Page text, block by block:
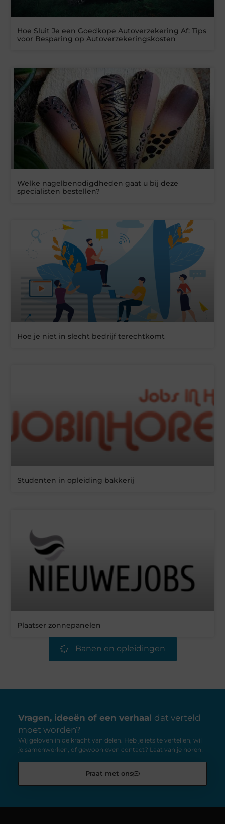
Hoe Sluit Je een Goedkope Autoverzekering Af: Tips
voor Besparing op Autoverzekeringskosten
Welke nagelbenodigdheden gaat u bij deze
specialisten bestellen?
Hoe je niet in slecht bedrijf terechtkomt
Studenten in opleiding bakkerij
Plaatser zonnepanelen
Banen en opleidingen
Vragen, ideeën of een verhaal dat verteld
moet worden?
Wij geloven in de kracht van delen. Heb je iets te vertellen, wil
je samenwerken, of gewoon even contact? Laat van je horen!
Praat met ons